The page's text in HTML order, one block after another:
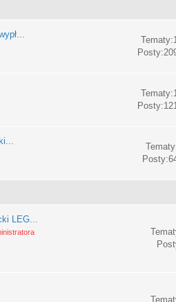
LEG...